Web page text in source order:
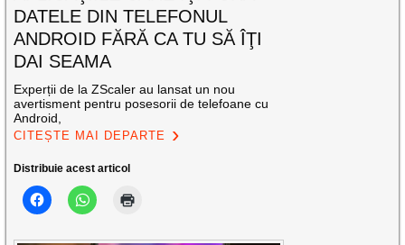
DATELE DIN TELEFONUL
ANDROID FĂRĂ CA TU SĂ ÎŢI
DAI SEAMA
Experții de la ZScaler au lansat un nou
avertisment pentru posesorii de telefoane cu
Android,
CITEȘTE MAI DEPARTE
Distribuie acest articol